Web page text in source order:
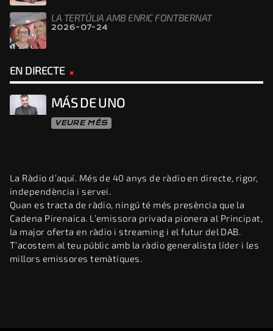
LA TERTÚLIA AMB ENRIC FONTBERNAT
2026-07-24
EN DIRECTE
MÁS DE UNO
VEURE MÉS
La Ràdio d’aquí. Més de 40 anys de ràdio en directe, rigor,
independència i servei.
Quan es tracta de ràdio, ningú té més presència que la
Cadena Pirenaica. L’emissora privada pionera al Principat,
la major oferta en ràdio i streaming i el futur del DAB.
T’acostem al teu públic amb la ràdio generalista líder i les
millors emissores temàtiques.